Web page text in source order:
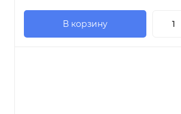
В корзину